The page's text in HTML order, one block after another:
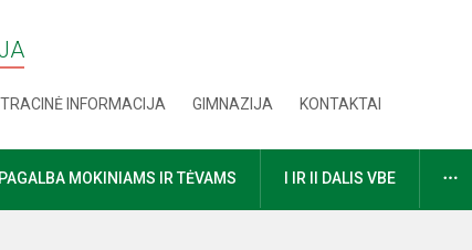
INFORMACIJA GIMNAZIJA KONTAKTAI
PAGALBA MOKINIAMS IR TĖVAMS I IR II DALIS VBE